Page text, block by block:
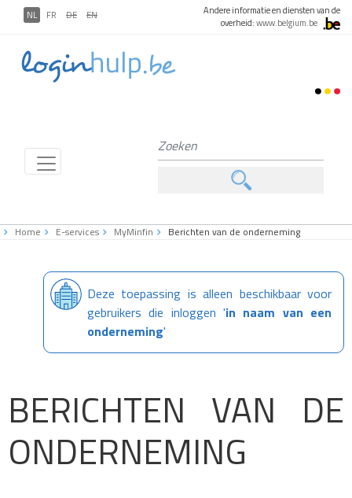
NL FR DE EN
Andere informatie en diensten van de
overheid:www.belgium.be
Home E-services MyMinfin Berichten van de onderneming
Deze toepassing is alleen beschikbaar voor
gebruikers die inloggen 'in naam van een
onderneming'
BERICHTEN VAN DE
ONDERNEMING